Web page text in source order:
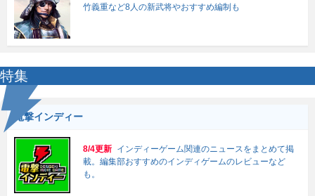
竹義重など8人の新武将やおすすめ編制も
特集
電撃インディー
8/4更新 インディーゲーム関連のニュースをまとめて掲
載。編集部おすすめのインディゲームのレビューなど
も。